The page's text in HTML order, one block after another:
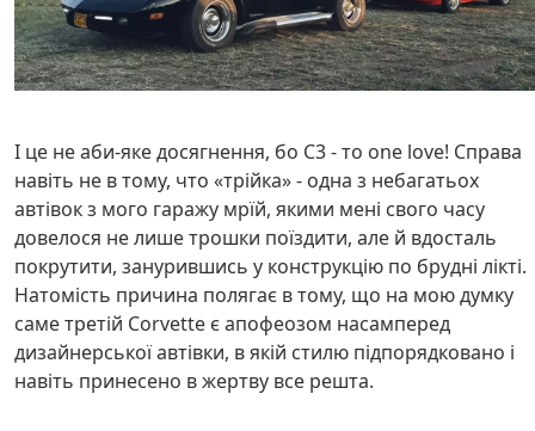
І це не аби-яке досягнення, бо С3 - то one love! Справа
навіть не в тому, что «трійка» - одна з небагатьох
автівок з мого гаражу мрїй, якими мені свого часу
довелося не лише трошки поїздити, але й вдосталь
покрутити, занурившись у конструкцію по брудні лікті.
Натомість причина полягає в тому, що на мою думку
саме третій Corvette є апофеозом насамперед
дизайнерської автівки, в якій стилю підпорядковано і
навіть принесено в жертву все решта.